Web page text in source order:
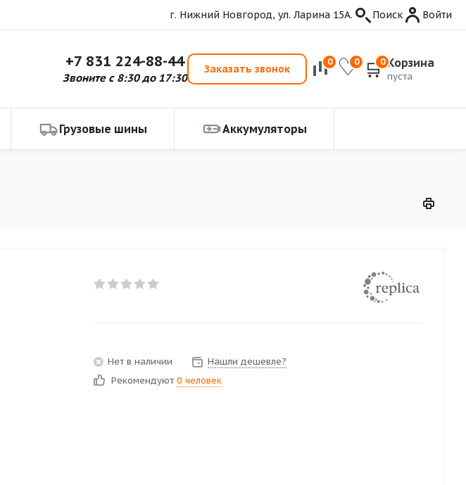
г. Нижний Новгород, ул. Ларина 15А. Поиск Войти
+7 831 224-88-44
Звоните с 8:30 до 17:30
Заказать звонок
0 0 0 Корзина
пуста
Грузовые шины Аккумуляторы
Нет в наличии
Нашли дешевле?
Рекомендуют 0 человек